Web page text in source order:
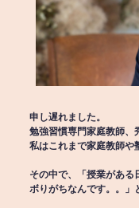
申し遅れました。
勉強習慣専門家庭教師、
私はこれまで家庭教師や
その中で、「授業がある
ボりがちなんです。。」